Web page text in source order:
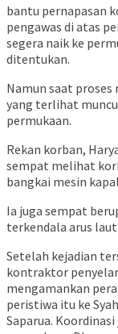
bantu pernapasan
pengawas di atas
segera naik ke
ditentukan.
Namun saat proses
yang terlihat
permukaan.
Rekan korban,
sempat melihat
bangkai mesin
Ia juga sempat
terkendala arus
Setelah kejadian
kontraktor
mengamankan
peristiwa itu ke
Saparua.